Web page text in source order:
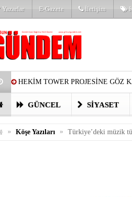
Yazarlar E-Gazete İletişim
HEKİM TOWER PROJESİNE GÖZ
PARTİ’DE YENİ YÜZLER
GÜNCEL SIYASET
» Köşe Yazıları » Türkiye’deki müzik